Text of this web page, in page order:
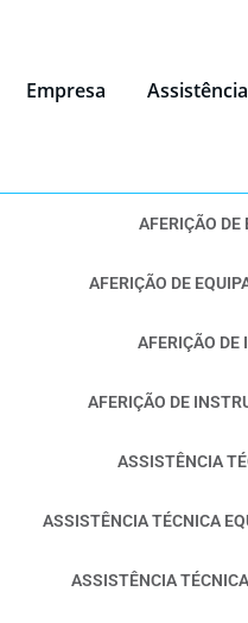
Empresa
AFERIÇÃO DE
AFERIÇÃO DE
AFERIÇÃO DE
AFERIÇÃO DE
ASSISTÊNCIA
ASSISTÊNCIA TÉCNICA
ASSISTÊNCIA